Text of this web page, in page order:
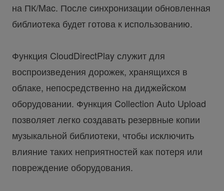
на ПК/Mac. После синхронизации обновленная
библиотека будет готова к использованию.
Функция CloudDirectPlay служит для
воспроизведения дорожек, хранящихся в
облаке, непосредственно на диджейском
оборудовании. Функция Collection Auto Upload
позволяет легко создавать резервные копии
музыкальной библиотеки, чтобы исключить
влияние таких неприятностей как потеря или
повреждение оборудования.